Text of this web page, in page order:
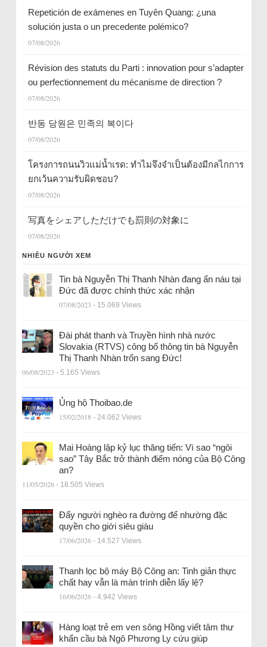
Repetición de exámenes en Tuyên Quang: ¿una
solución justa o un precedente polémico?
07/08/2026
Révision des statuts du Parti : innovation pour s’adapter
ou perfectionnement du mécanisme de direction ?
07/08/2026
반동 당원은 민족의 복이다
07/08/2026
โครงการถนนวิวแม่น้ำเรด: ทำไมจึงจำเป็นต้องมีกลไกการ
ยกเว้นความรับผิดชอบ?
07/08/2026
写真をシェアしただけでも罰則の対象に
07/08/2026
NHIỀU NGƯỜI XEM
Tin bà Nguyễn Thị Thanh Nhàn đang ẩn náu tại
Đức đã được chính thức xác nhận
07/08/2023 - 15.069 Views
Đài phát thanh và Truyền hình nhà nước
Slovakia (RTVS) công bố thông tin bà Nguyễn
Thị Thanh Nhàn trốn sang Đức!
06/08/2023 - 5.165 Views
Ủng hộ Thoibao.de
15/02/2018 - 24.062 Views
Mai Hoàng lập kỷ lục thăng tiến: Vì sao “ngôi
sao” Tây Bắc trở thành điểm nóng của Bộ Công
an?
11/05/2026 - 18.505 Views
Đẩy người nghèo ra đường để nhường đặc
quyền cho giới siêu giàu
17/06/2026 - 14.527 Views
Thanh lọc bộ máy Bộ Công an: Tinh giản thực
chất hay vẫn là màn trình diễn lấy lệ?
16/06/2026 - 4.942 Views
Hàng loạt trẻ em ven sông Hồng viết tâm thư
khẩn cầu bà Ngô Phương Ly cứu giúp